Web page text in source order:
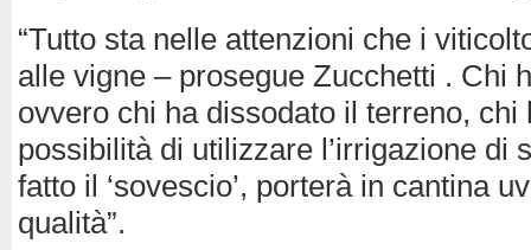
“Tutto sta nelle attenzioni che i
alle vigne – prosegue Zucchetti . Chi
ovvero chi ha dissodato il terreno, chi
possibilità di utilizzare l’irrigazione di
fatto il ‘sovescio’, porterà in cantina
qualità”.